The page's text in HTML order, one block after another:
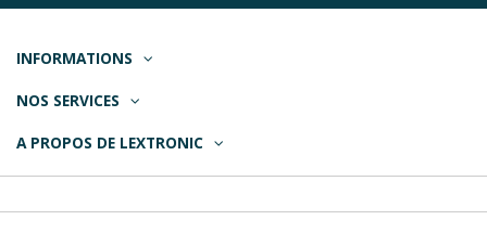
INFORMATIONS
NOS SERVICES
A PROPOS DE LEXTRONIC